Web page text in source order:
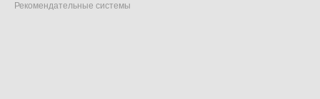
Рекомендательные системы